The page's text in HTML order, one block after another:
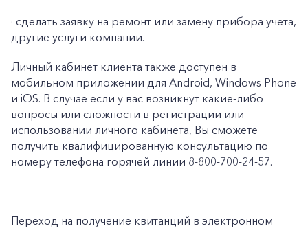
· сделать заявку на ремонт или замену прибора учета,
другие услуги компании.
Личный кабинет клиента также доступен в
мобильном приложении для Android, Windows Phone
и iOS. В случае если у вас возникнут какие-либо
вопросы или сложности в регистрации или
использовании личного кабинета, Вы сможете
получить квалифицированную консультацию по
номеру телефона горячей линии 8-800-700-24-57.
Переход на получение квитанций в электронном